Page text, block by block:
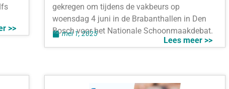
>>
gekregen om tijdens de vakbeurs op
woensdag 4 juni in de Brabanthallen in Den
Bosch voor het Nationale Schoonmaakdebat.
Lees meer >>
mei 1, 2025